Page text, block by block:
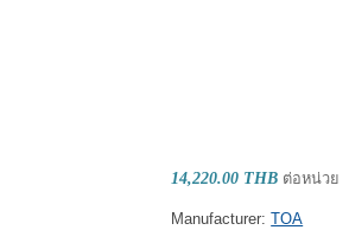
14,220.00 THB ต่อหน่วย
Manufacturer:TOA